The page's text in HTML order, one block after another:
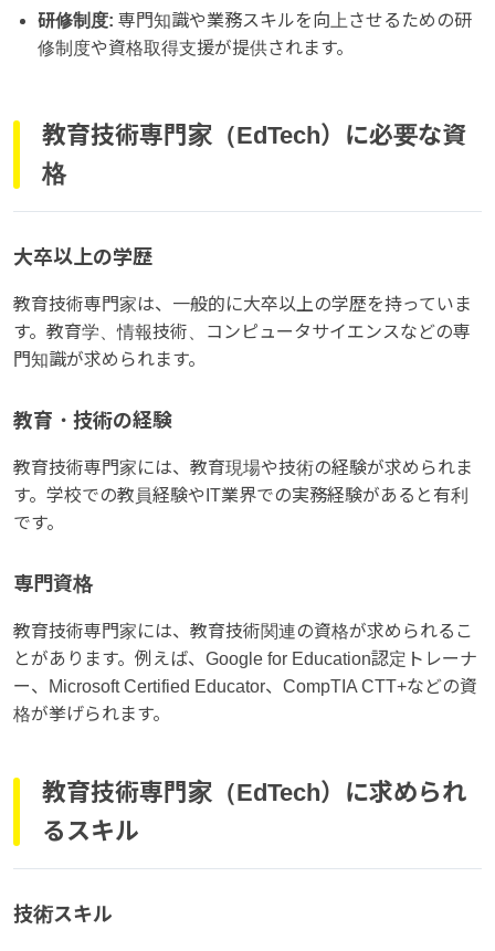
研修制度: 専門知識や業務スキルを向上させるための研
修制度や資格取得支援が提供されます。
教育技術専門家（EdTech）に必要な資
格
大卒以上の学歴
教育技術専門家は、一般的に大卒以上の学歴を持っていま
す。教育学、情報技術、コンピュータサイエンスなどの専
門知識が求められます。
教育・技術の経験
教育技術専門家には、教育現場や技術の経験が求められま
す。学校での教員経験やIT業界での実務経験があると有利
です。
専門資格
教育技術専門家には、教育技術関連の資格が求められるこ
とがあります。例えば、Google for Education認定トレーナ
ー、Microsoft Certified Educator、CompTIA CTT+などの資
格が挙げられます。
教育技術専門家（EdTech）に求められ
るスキル
技術スキル